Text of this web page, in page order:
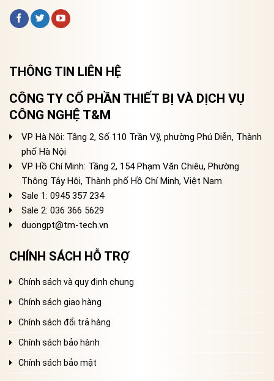
THÔNG TIN LIÊN HỆ
CÔNG TY CỔ PHẦN THIẾT BỊ VÀ DỊCH VỤ
CÔNG NGHỆ T&M
VP Hà Nội: Tầng 2, Số 110 Trần Vỹ, phường Phú Diễn, Thành
phố Hà Nội
VP Hồ Chí Minh: Tầng 2, 154 Phạm Văn Chiêu, Phường
Thông Tây Hội, Thành phố Hồ Chí Minh, Việt Nam
Sale 1: 0945 357 234
Sale 2: 036 366 5629
duongpt@tm-tech.vn
CHÍNH SÁCH HỖ TRỢ
Chính sách và quy định chung
Chính sách giao hàng
Chính sách đổi trả hàng
Chính sách bảo hành
Chính sách bảo mật